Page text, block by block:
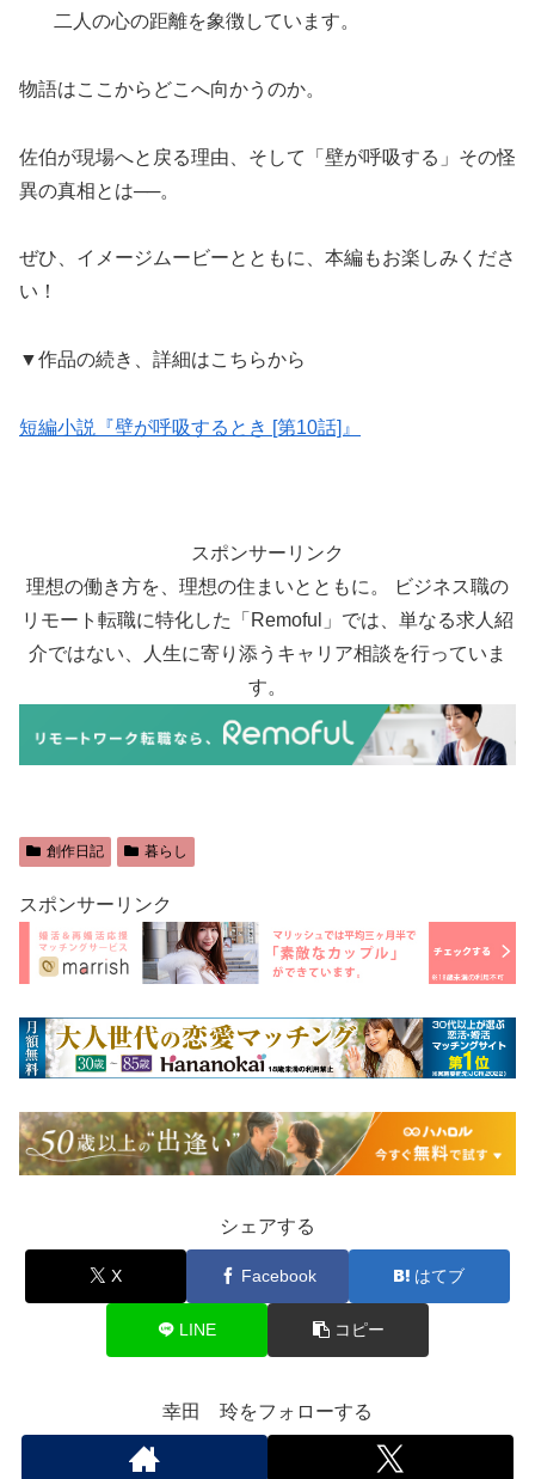
二人の心の距離を象徴しています。
物語はここからどこへ向かうのか。
佐伯が現場へと戻る理由、そして「壁が呼吸する」その怪
異の真相とは──。
ぜひ、イメージムービーとともに、本編もお楽しみくださ
い！
▼作品の続き、詳細はこちらから
短編小説『壁が呼吸するとき [第10話]』
スポンサーリンク
理想の働き方を、理想の住まいとともに。 ビジネス職の
リモート転職に特化した「Remoful」では、単なる求人紹
介ではない、人生に寄り添うキャリア相談を行っていま
す。
創作日記 暮らし
スポンサーリンク
シェアする
X Facebook はてブ
LINE コピー
幸田 玲をフォローする